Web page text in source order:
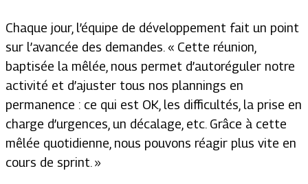
Chaque jour, l’équipe de développement fait un point
sur l’avancée des demandes. « Cette réunion,
baptisée la mêlée, nous permet d’autoréguler notre
activité et d’ajuster tous nos plannings en
permanence : ce qui est OK, les difficultés, la prise en
charge d’urgences, un décalage, etc. Grâce à cette
mêlée quotidienne, nous pouvons réagir plus vite en
cours de sprint. »